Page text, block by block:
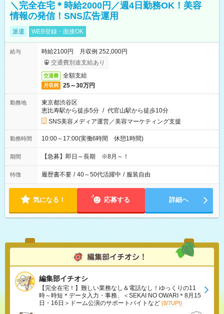
＼完全在宅＊時給2000円／週4日勤務OK！美容
情報の発信！SNS広告運用
派遣 WEB登録・面接OK
給与
時給2100円 月収例 252,000円
交通費別途支給あり
交通費 全額支給
月収例 25～30万円
勤務地
東京都渋谷区
恵比寿駅から徒歩5分 / 代官山駅から徒歩10分
SNS美容メディア運営／美容マーケティング支援
勤務時間 10:00～17:00(実働6時間 休憩1時間)
期間 【急募】即日～長期 ※8月～！
特徴 履歴書不要 / 40～50代活躍中 / 服装自由
気になる！ 応募する 詳細へ
編集部イチオシ
【完全在宅！】難しい業務なし＆電話なし！ゆっくりの11
時～時短＊データ入力・事務、＜SEKAI NO OWARI＊8月15
日・16日＞ドーム公演のサポートバイトなど (8/7UP!)